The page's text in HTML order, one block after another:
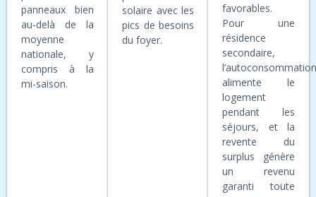
panneaux bien
au-delà de la
moyenne
nationale, y
compris à la
mi-saison.
solaire avec les
pics de besoins
du foyer.
favorables.
Pour une
résidence
secondaire,
alimente le
logement
pendant les
séjours, et la
revente du
surplus génère
un revenu
garanti toute